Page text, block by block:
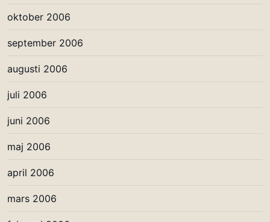
oktober 2006
september 2006
augusti 2006
juli 2006
juni 2006
maj 2006
april 2006
mars 2006